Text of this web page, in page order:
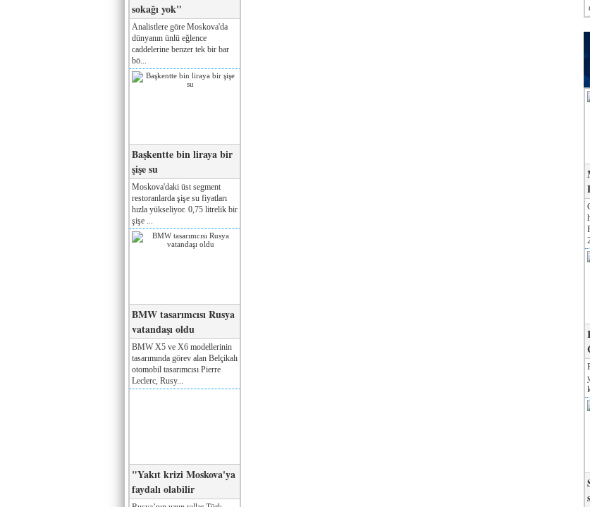
sokağı yok"
Analistlere göre Moskova'da
dünyanın ünlü eğlence
caddelerine benzer tek bir bar
bö...
Başkentte bin liraya bir
şişe su
Moskova'daki üst segment
restoranlarda şişe su fiyatları
hızla yükseliyor. 0,75 litrelik bir
şişe ...
BMW tasarımcısı Rusya
vatandaşı oldu
BMW X5 ve X6 modellerinin
tasarımında görev alan Belçikalı
otomobil tasarımcısı Pierre
Leclerc, Rusy...
"Yakıt krizi Moskova'ya
faydalı olabilir